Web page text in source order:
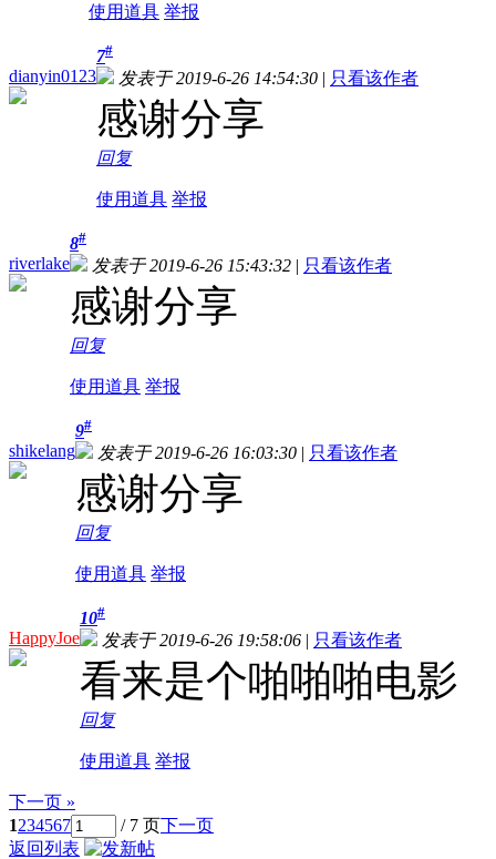
使用道具 举报
dianyin0123
7#
发表于 2019-6-26 14:54:30 | 只看该作者
感谢分享
回复
使用道具 举报
riverlake
8#
发表于 2019-6-26 15:43:32 | 只看该作者
感谢分享
回复
使用道具 举报
shikelang
9#
发表于 2019-6-26 16:03:30 | 只看该作者
感谢分享
回复
使用道具 举报
HappyJoe
10#
发表于 2019-6-26 19:58:06 | 只看该作者
看来是个啪啪啪电影
回复
使用道具 举报
下一页 »
1234567 / 7 页下一页
返回列表